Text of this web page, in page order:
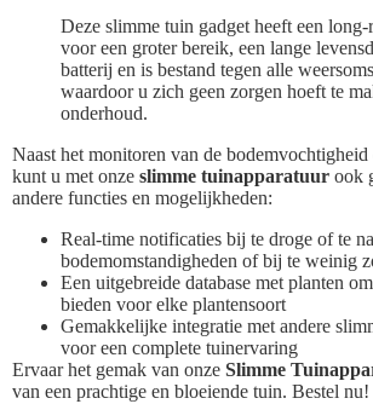
Deze slimme tuin gadget heeft een long-
voor een groter bereik, een lange
batterij en is bestand tegen alle
waardoor u zich geen zorgen hoeft te
onderhoud.
Naast het monitoren van de
kunt u met onze slimme tuinapparatuur ook
andere functies en mogelijkheden:
Real-time notificaties bij te droge of te
bodemomstandigheden of bij te weinig
Een uitgebreide database met planten
bieden voor elke plantensoort
Gemakkelijke integratie met andere
voor een complete tuinervaring
Ervaar het gemak van onze Slimme
van een prachtige en bloeiende tuin. Bestel nu!